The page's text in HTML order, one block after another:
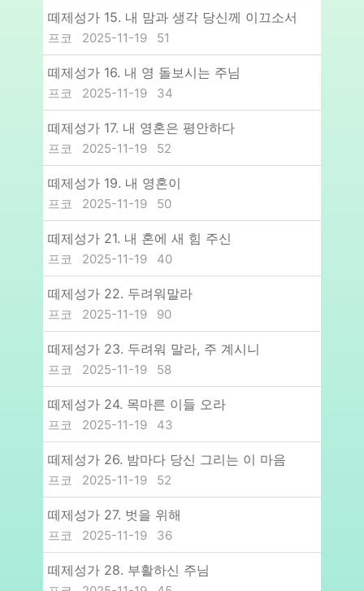
떼제성가 15. 내 맘과 생각 당신께 이끄소서
프코 2025-11-19 51
떼제성가 16. 내 영 돌보시는 주님
프코 2025-11-19 34
떼제성가 17. 내 영혼은 평안하다
프코 2025-11-19 52
떼제성가 19. 내 영혼이
프코 2025-11-19 50
떼제성가 21. 내 혼에 새 힘 주신
프코 2025-11-19 40
떼제성가 22. 두려워말라
프코 2025-11-19 90
떼제성가 23. 두려워 말라, 주 계시니
프코 2025-11-19 58
떼제성가 24. 목마른 이들 오라
프코 2025-11-19 43
떼제성가 26. 밤마다 당신 그리는 이 마음
프코 2025-11-19 52
떼제성가 27. 벗을 위해
프코 2025-11-19 36
떼제성가 28. 부활하신 주님